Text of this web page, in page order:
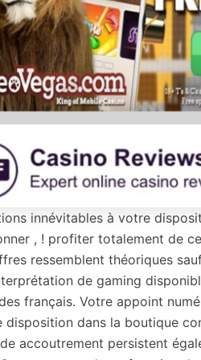
innévitables à votre
, ! profiter totalement de
ressemblent théoriques
de gaming
français. Votre appoint
disposition dans la boutique
accoutrement persistent